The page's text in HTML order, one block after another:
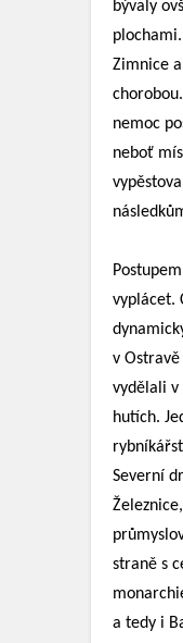
bývaly
Zimnice
nemoc
neboť
vyplácet.
v
vydělali v
hutích.
Severní
straně s
a tedy i